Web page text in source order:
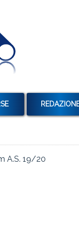
E TAEG
E USURA
A.S. 19/20